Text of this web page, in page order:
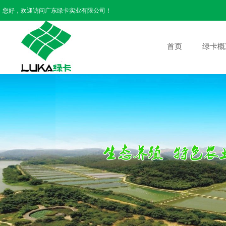
您好，欢迎访问广东绿卡实业有限公司！
首页 绿卡